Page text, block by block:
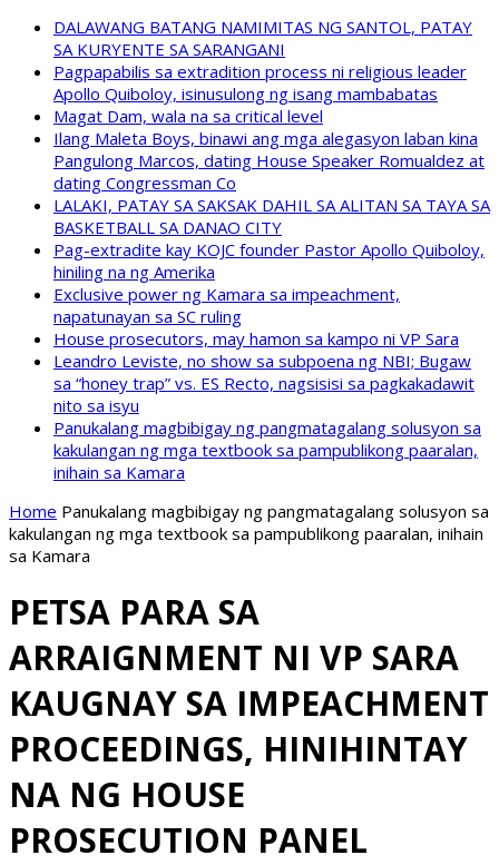
DALAWANG BATANG NAMIMITAS NG SANTOL, PATAY
SA KURYENTE SA SARANGANI
Pagpapabilis sa extradition process ni religious leader
Apollo Quiboloy, isinusulong ng isang mambabatas
Magat Dam, wala na sa critical level
Ilang Maleta Boys, binawi ang mga alegasyon laban kina
Pangulong Marcos, dating House Speaker Romualdez at
dating Congressman Co
LALAKI, PATAY SA SAKSAK DAHIL SA ALITAN SA TAYA SA
BASKETBALL SA DANAO CITY
Pag-extradite kay KOJC founder Pastor Apollo Quiboloy,
hiniling na ng Amerika
Exclusive power ng Kamara sa impeachment,
napatunayan sa SC ruling
House prosecutors, may hamon sa kampo ni VP Sara
Leandro Leviste, no show sa subpoena ng NBI; Bugaw
sa “honey trap” vs. ES Recto, nagsisisi sa pagkakadawit
nito sa isyu
Panukalang magbibigay ng pangmatagalang solusyon sa
kakulangan ng mga textbook sa pampublikong paaralan,
inihain sa Kamara
Home Panukalang magbibigay ng pangmatagalang solusyon sa
kakulangan ng mga textbook sa pampublikong paaralan, inihain
sa Kamara
PETSA PARA SA
ARRAIGNMENT NI VP SARA
KAUGNAY SA IMPEACHMENT
PROCEEDINGS, HINIHINTAY
NA NG HOUSE
PROSECUTION PANEL